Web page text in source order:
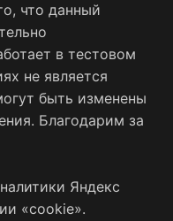
что данный
в тестовом
не является
быть изменены
Благодарим за
Яндекс
«cookie».